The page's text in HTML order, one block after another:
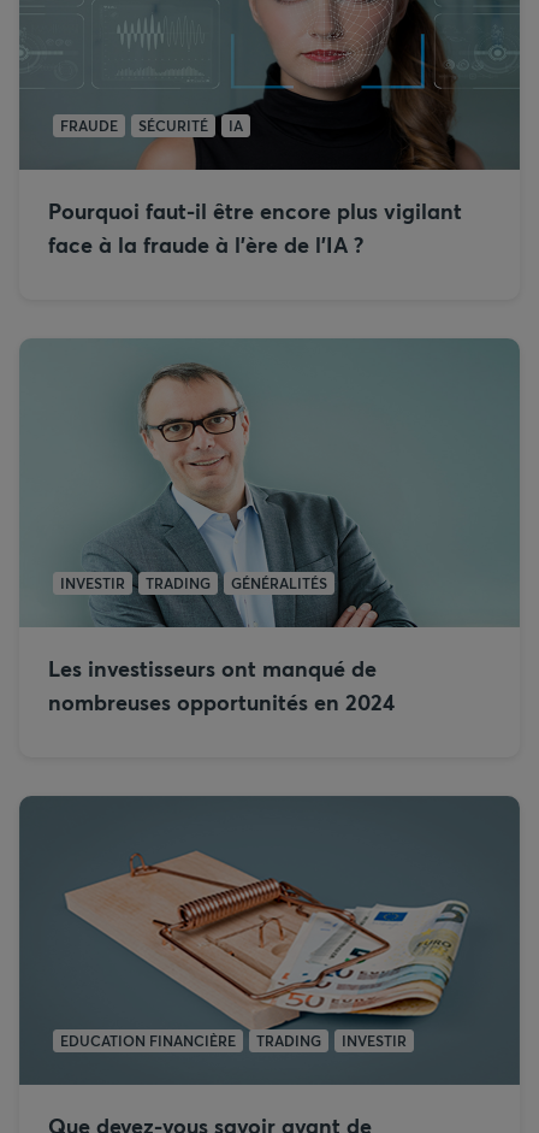
FRAUDE SÉCURITÉ IA
Pourquoi faut-il être encore plus vigilant
face à la fraude à l’ère de l’IA ?
INVESTIR TRADING GÉNÉRALITÉS
Les investisseurs ont manqué de
nombreuses opportunités en 2024
EDUCATION FINANCIÈRE TRADING INVESTIR
Que devez-vous savoir avant de